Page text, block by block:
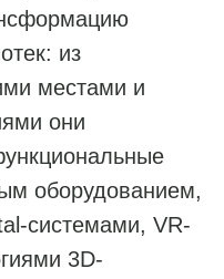
из
местами и
они
оборудованием,
системами, VR-
3D-